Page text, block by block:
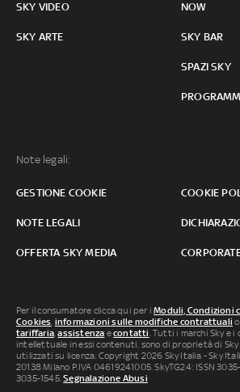
SKY VIDEO
SKY ARTE
NOW
SKY BAR
SPAZI SKY
Note legali:
GESTIONE COOKIE COOKIE
NOTE LEGALI
OFFERTA SKY MEDIA
Per il consumatore clicca qui per iModuli, Condizioni
Cookies, informazioni sulle modifiche contrattuali
tariffaria,assistenza econtatti. Tutti i marchi Sky e
intellettuale in essi contenuti, sono di proprietà di
utilizzati su licenza. Copyright 2026 Sky Italia - Sky
20138 Milano P.IVA 04619241005. SkyTG24: ISSN
3035-1545.Segnalazione Abusi